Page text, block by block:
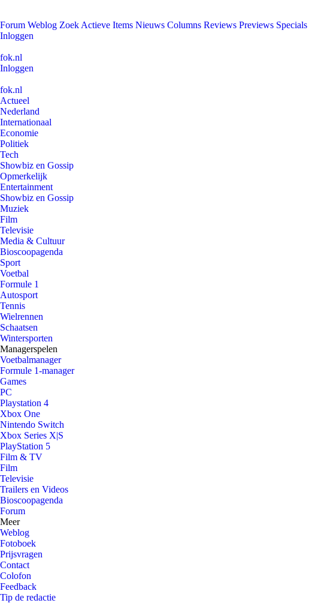
Forum Weblog Zoek Actieve Items Nieuws Columns Reviews Previews Specials
Inloggen
fok.nl
Inloggen
fok.nl
Actueel
Nederland
Internationaal
Economie
Politiek
Tech
Showbiz en Gossip
Opmerkelijk
Entertainment
Showbiz en Gossip
Muziek
Film
Televisie
Media & Cultuur
Bioscoopagenda
Sport
Voetbal
Formule 1
Autosport
Tennis
Wielrennen
Schaatsen
Wintersporten
Managerspelen
Voetbalmanager
Formule 1-manager
Games
PC
Playstation 4
Xbox One
Nintendo Switch
Xbox Series X|S
PlayStation 5
Film & TV
Film
Televisie
Trailers en Videos
Bioscoopagenda
Forum
Meer
Weblog
Fotoboek
Prijsvragen
Contact
Colofon
Feedback
Tip de redactie